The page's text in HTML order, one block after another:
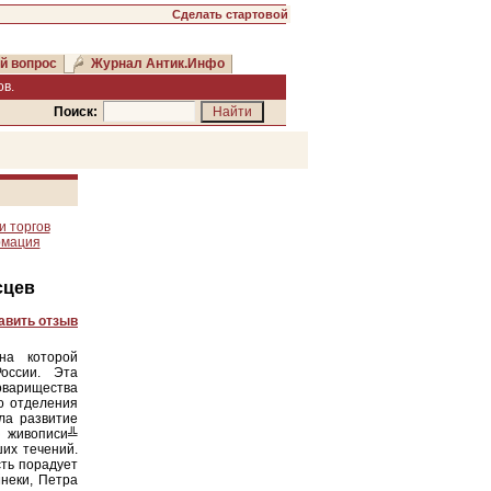
Сделать стартовой
вопрос
Журнал Антик.Инфо
Поиск:
торгов
отзыв
которой
Эта
отделения
развитие
живописи╩
течений.
порадует
Петра